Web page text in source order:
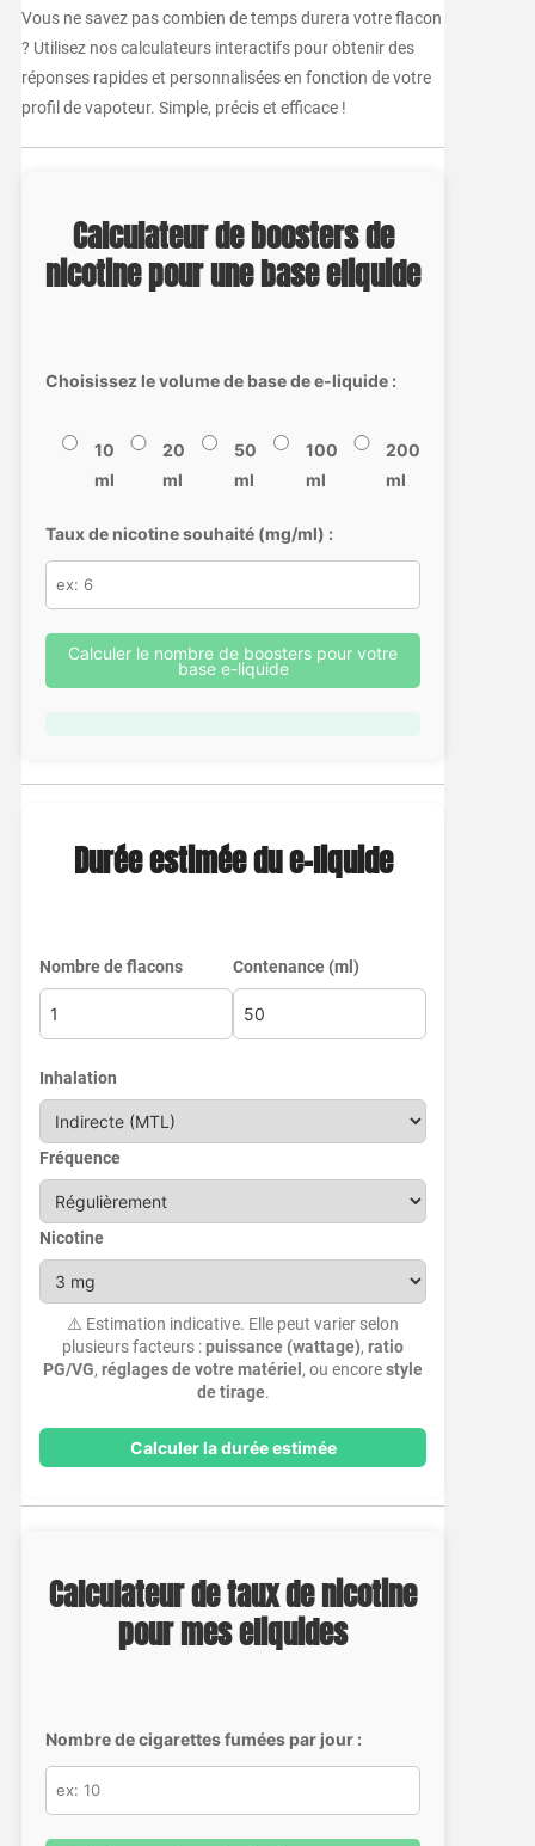
Vous ne savez pas combien de temps durera votre flacon
? Utilisez nos calculateurs interactifs pour obtenir des
réponses rapides et personnalisées en fonction de votre
profil de vapoteur. Simple, précis et efficace !
Calculateur de boosters de
nicotine pour une base eliquide
Choisissez le volume de base de e-liquide :
10
ml
20
ml
50
ml
100
ml
200
ml
Taux de nicotine souhaité (mg/ml) :
Calculer le nombre de boosters pour votre
base e-liquide
Durée estimée du e-liquide
Nombre de flacons Contenance (ml)
Inhalation
Fréquence
Nicotine
⚠️ Estimation indicative. Elle peut varier selon
plusieurs facteurs :puissance (wattage),ratio
PG/VG,réglages de votre matériel , ou encorestyle
de tirage.
Calculer la durée estimée
Calculateur de taux de nicotine
pour mes eliquides
Nombre de cigarettes fumées par jour :